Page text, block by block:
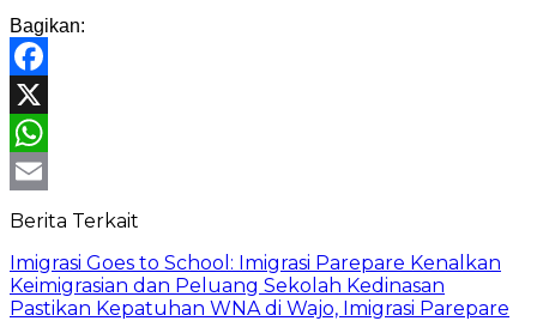
Bagikan:
Facebook
X
WhatsApp
Email
Berita Terkait
Imigrasi Goes to School: Imigrasi Parepare Kenalkan
Keimigrasian dan Peluang Sekolah Kedinasan
Pastikan Kepatuhan WNA di Wajo, Imigrasi Parepare